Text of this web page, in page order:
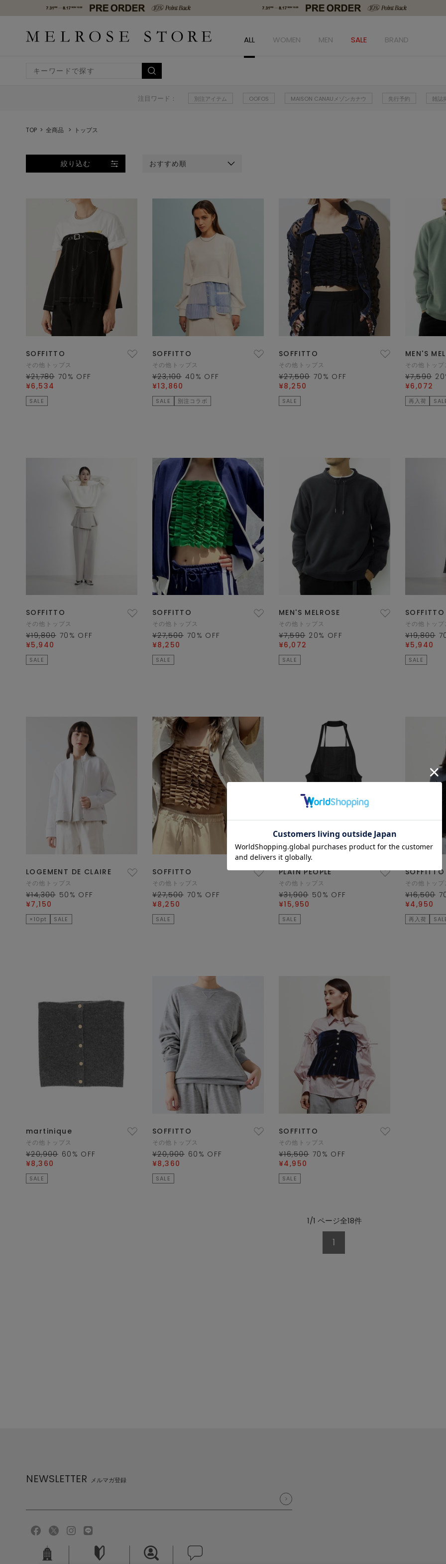
ALL WOMEN MEN SALE BRAND
注目ワード： 別注アイテム OOFOS MAISON CANAUメゾンカナウ 先行予約 雑誌
TOP 全商品 トップス
絞り込む おすすめ順
SOFFITTO
その他トップス
¥21,780 70 % OFF
¥6,534
SALE
SOFFITTO
その他トップス
¥23,100 40 % OFF
¥13,860
SALE 別注コラボ
SOFFITTO
その他トップス
¥27,500 70 % OFF
¥8,250
SALE
MEN'S
その他トップ
¥7,590 20
¥6,072
再入荷
SOFFITTO
その他トップス
¥19,800 70 % OFF
¥5,940
SALE
SOFFITTO
その他トップス
¥27,500 70 % OFF
¥8,250
SALE
MEN'S MELROSE
その他トップス
¥7,590 20% OFF
¥6,072
SALE
SOFFITTO
その他トップ
¥19,800
¥5,940
SALE
LOGEMENT DE CLAIRE
その他トップス
¥14,300 50 % OFF
¥7,150
×10pt SALE
SOFFITTO
その他トップス
¥27,500 70 % OFF
¥8,250
SALE
PLAIN PEOPLE
その他トップス
¥31,900 50 % OFF
¥15,950
SALE
SOFFITTO
その他トップ
¥16,500
¥4,950
再入荷
martinique
その他トップス
¥20,900 60 % OFF
¥8,360
SALE
SOFFITTO
その他トップス
¥20,900 60 % OFF
¥8,360
SALE
SOFFITTO
その他トップス
¥16,500 70 % OFF
¥4,950
SALE
1/1 ページ全18件
1
NEWSLETTER メルマガ登録